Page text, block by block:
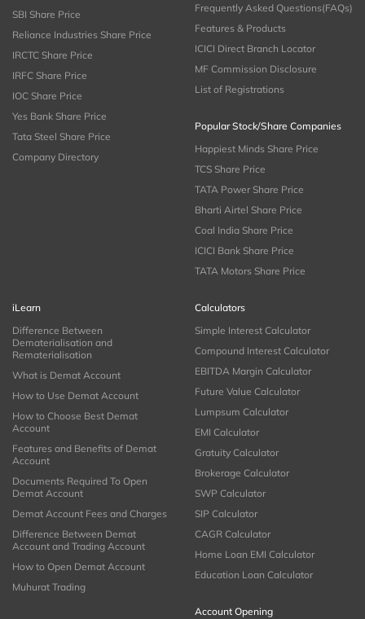
SBI Share Price
Reliance Industries Share Price
IRCTC Share Price
IRFC Share Price
IOC Share Price
Yes Bank Share Price
Tata Steel Share Price
Company Directory
Frequently Asked Questions(FAQs)
Features & Products
ICICI Direct Branch Locator
MF Commission Disclosure
List of Registrations
Popular Stock/Share Companies
Happiest Minds Share Price
TCS Share Price
TATA Power Share Price
Bharti Airtel Share Price
Coal India Share Price
ICICI Bank Share Price
TATA Motors Share Price
iLearn
Difference Between
Dematerialisation and
Rematerialisation
What is Demat Account
How to Use Demat Account
How to Choose Best Demat
Account
Features and Benefits of Demat
Account
Documents Required To Open
Demat Account
Demat Account Fees and Charges
Difference Between Demat
Account and Trading Account
How to Open Demat Account
Muhurat Trading
Calculators
Simple Interest Calculator
Compound Interest Calculator
EBITDA Margin Calculator
Future Value Calculator
Lumpsum Calculator
EMI Calculator
Gratuity Calculator
Brokerage Calculator
SWP Calculator
SIP Calculator
CAGR Calculator
Home Loan EMI Calculator
Education Loan Calculator
Account Opening